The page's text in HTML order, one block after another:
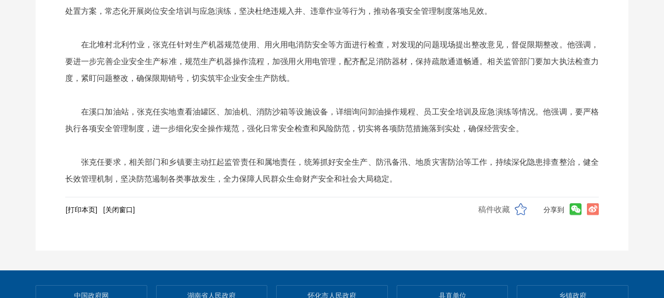
处置方案，常态化开展岗位安全培训与应急演练，坚决杜绝违规入井、违章作业等行为，推动各项安全管理制度落地见效。
在北堆村北利竹业，张克任针对生产机器规范使用、用火用电消防安全等方面进行检查，对发现的问题现场提出整改意见，督促限期整改。他强调，
要进一步完善企业安全生产标准，规范生产机器操作流程，加强用火用电管理，配齐配足消防器材，保持疏散通道畅通。相关监管部门要加大执法检查力
度，紧盯问题整改，确保限期销号，切实筑牢企业安全生产防线。
在溪口加油站，张克任实地查看油罐区、加油机、消防沙箱等设施设备，详细询问卸油操作规程、员工安全培训及应急演练等情况。他强调，要严格
执行各项安全管理制度，进一步细化安全操作规范，强化日常安全检查和风险防范，切实将各项防范措施落到实处，确保经营安全。
张克任要求，相关部门和乡镇要主动扛起监管责任和属地责任，统筹抓好安全生产、防汛备汛、地质灾害防治等工作，持续深化隐患排查整治，健全
长效管理机制，坚决防范遏制各类事故发生，全力保障人民群众生命财产安全和社会大局稳定。
[打印本页] [关闭窗口] 稿件收藏 分享到
中国政府网 湖南省人民政府 怀化市人民政府 县直单位 乡镇政府